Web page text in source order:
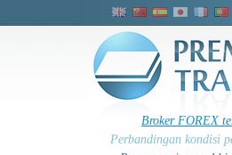
Broker FOREX
Perbandingan kondisi